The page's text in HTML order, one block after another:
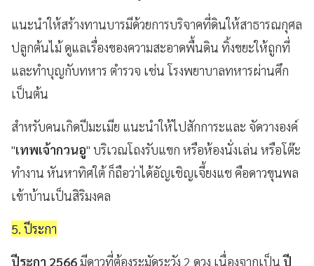
แนะนำให้สร้างทานบารมีด้วยการบริจาคที่ดินให้สาธารณกุศล
ปลูกต้นไม้ ดูแลเรื่องของความสะอาดพื้นดิน ทิ้งขยะให้ถูกที่
และทำบุญกับทหาร ตำรวจ เช่น โรงพยาบาลทหารผ่านศึก
เป็นต้น
สำหรับคนเกิดปีมะเมีย แนะนำให้ไปสักการะและ จัดวางองค์
"เทพเจ้ากวนอู" บริเวณโถงรับแขก หรือห้องนั่งเล่น หรือโต๊ะ
ทำงาน หันหาทิศใต้ ก็ถือว่าได้อัญเชิญเจี้ยงแช คือดาวขุนพล
เข้าบ้านเป็นสิริมงคล
5. ปีระกา
ปีระกา 2566มีดาวที่ต้องระมัดระวัง 2 ดวง เนื่องจากเป็นปี